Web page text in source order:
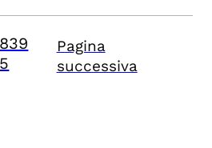
839
5
Pagina
successiva